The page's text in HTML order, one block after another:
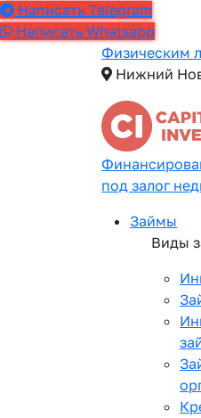
Написать Telegram
Написать Whatsapp
Физическим
Нижний
под залог
Займы
Виды